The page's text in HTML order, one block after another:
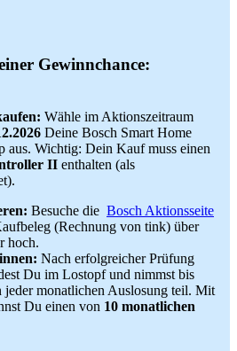
Gewinnchance:
Wähle im Aktionszeitraum
Deine Bosch Smart Home
aus. Wichtig: Dein Kauf muss einen
II enthalten (als
Besuche die Bosch Aktionsseite
(Rechnung von tink) über
hoch.
Nach erfolgreicher Prüfung
Du im Lostopf und nimmst bis
jeder monatlichen Auslosung teil. Mit
Du einen von 10 monatlichen